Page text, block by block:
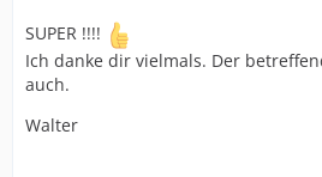
SUPER !!!!
Ich danke dir vielmals. Der
auch.
Walter